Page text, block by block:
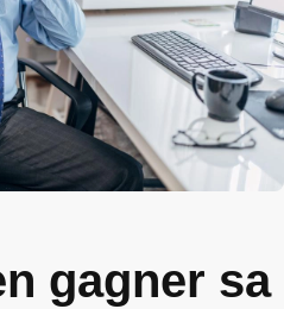
gagner sa